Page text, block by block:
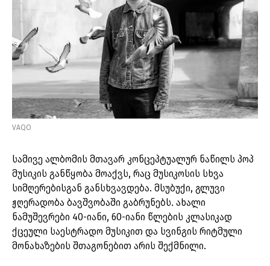
VAQO
სამივე ალბომის მთავარ კონცეპტუალურ ნაწილს პოპ
მუსიკის განწყობა მოაქვს, რაც მუსიკოსის სხვა
სიმღერებისგან განსხვავდება. მსუბუქი, გლუვი
ჟღერადობა ბავშვობაში გაბრუნებს. ახალი
ნამუშევრები 40-იანი, 60-იანი წლების კლასიკად
ქცეული საესტრადო მუსიკით და სვინგის რიტმული
მონახაზების შთაგონებით არის შექმნილი.